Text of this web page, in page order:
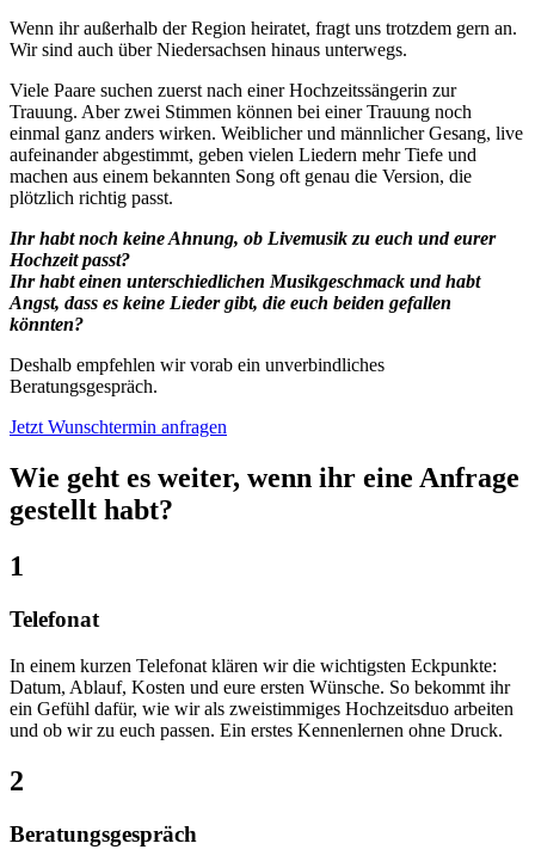
Wenn ihr außerhalb der Region heiratet, fragt uns trotzdem gern an.
Wir sind auch über Niedersachsen hinaus unterwegs.
Viele Paare suchen zuerst nach einer Hochzeitssängerin zur
Trauung. Aber zwei Stimmen können bei einer Trauung noch
einmal ganz anders wirken. Weiblicher und männlicher Gesang, live
aufeinander abgestimmt, geben vielen Liedern mehr Tiefe und
machen aus einem bekannten Song oft genau die Version, die
plötzlich richtig passt.
Ihr habt noch keine Ahnung, ob Livemusik zu euch und eurer
Hochzeit passt?
Ihr habt einen unterschiedlichen Musikgeschmack und habt
Angst, dass es keine Lieder gibt, die euch beiden gefallen
könnten?
Deshalb empfehlen wir vorab ein unverbindliches
Beratungsgespräch.
Jetzt Wunschtermin anfragen
Wie geht es weiter, wenn ihr eine Anfrage
gestellt habt?
1
Telefonat
In einem kurzen Telefonat klären wir die wichtigsten Eckpunkte:
Datum, Ablauf, Kosten und eure ersten Wünsche. So bekommt ihr
ein Gefühl dafür, wie wir als zweistimmiges Hochzeitsduo arbeiten
und ob wir zu euch passen. Ein erstes Kennenlernen ohne Druck.
2
Beratungs­gespräch